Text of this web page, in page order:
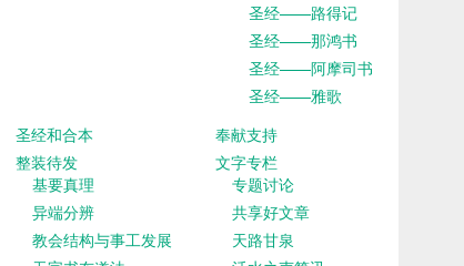
圣经——路得记
圣经——那鸿书
圣经——阿摩司书
圣经——雅歌
圣经和合本
奉献支持
整装待发
基要真理
异端分辨
教会结构与事工发展
文字专栏
专题讨论
共享好文章
天路甘泉